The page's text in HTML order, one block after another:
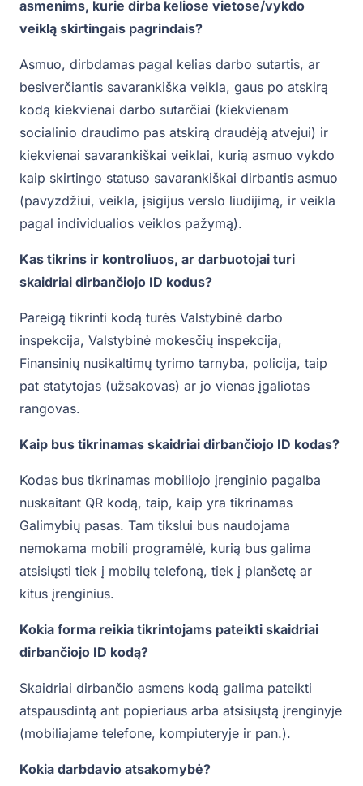
asmenims, kurie dirba keliose vietose/vykdo
veiklą skirtingais pagrindais?
Asmuo, dirbdamas pagal kelias darbo sutartis, ar
besiverčiantis savarankiška veikla, gaus po atskirą
kodą kiekvienai darbo sutarčiai (kiekvienam
socialinio draudimo pas atskirą draudėją atvejui) ir
kiekvienai savarankiškai veiklai, kurią asmuo vykdo
kaip skirtingo statuso savarankiškai dirbantis asmuo
(pavyzdžiui, veikla, įsigijus verslo liudijimą, ir veikla
pagal individualios veiklos pažymą).
Kas tikrins ir kontroliuos, ar darbuotojai turi
skaidriai dirbančiojo ID kodus?
Pareigą tikrinti kodą turės Valstybinė darbo
inspekcija, Valstybinė mokesčių inspekcija,
Finansinių nusikaltimų tyrimo tarnyba, policija, taip
pat statytojas (užsakovas) ar jo vienas įgaliotas
rangovas.
Kaip bus tikrinamas skaidriai dirbančiojo ID kodas?
Kodas bus tikrinamas mobiliojo įrenginio pagalba
nuskaitant QR kodą, taip, kaip yra tikrinamas
Galimybių pasas. Tam tikslui bus naudojama
nemokama mobili programėlė, kurią bus galima
atsisiųsti tiek į mobilų telefoną, tiek į planšetę ar
kitus įrenginius.
Kokia forma reikia tikrintojams pateikti skaidriai
dirbančiojo ID kodą?
Skaidriai dirbančio asmens kodą galima pateikti
atspausdintą ant popieriaus arba atsisiųstą įrenginyje
(mobiliajame telefone, kompiuteryje ir pan.).
Kokia darbdavio atsakomybė?